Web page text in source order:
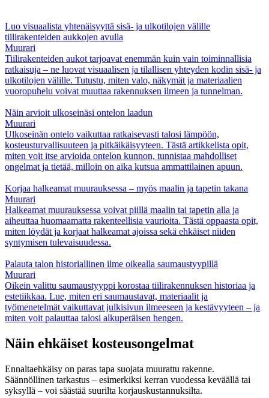
Luo visuaalista yhtenäisyyttä sisä- ja ulkotilojen välille
tiilirakenteiden aukkojen avulla
Muurari
Tiilirakenteiden aukot tarjoavat enemmän kuin vain toiminnallisia
ratkaisuja – ne luovat visuaalisen ja tilallisen yhteyden kodin sisä- ja
ulkotilojen välille. Tutustu, miten valo, näkymät ja materiaalien
vuoropuhelu voivat muuttaa rakennuksen ilmeen ja tunnelman.
Näin arvioit ulkoseinäsi ontelon laadun
Muurari
Ulkoseinän ontelo vaikuttaa ratkaisevasti talosi lämpöön,
kosteusturvallisuuteen ja pitkäikäisyyteen. Tästä artikkelista opit,
miten voit itse arvioida ontelon kunnon, tunnistaa mahdolliset
ongelmat ja tietää, milloin on aika kutsua ammattilainen apuun.
Korjaa halkeamat muurauksessa – myös maalin ja tapetin takana
Muurari
Halkeamat muurauksessa voivat piillä maalin tai tapetin alla ja
aiheuttaa huomaamatta rakenteellisia vaurioita. Tästä oppaasta opit,
miten löydät ja korjaat halkeamat ajoissa sekä ehkäiset niiden
syntymisen tulevaisuudessa.
Palauta talon historiallinen ilme oikealla saumaustyypillä
Muurari
Oikein valittu saumaustyyppi korostaa tiilirakennuksen historiaa ja
estetiikkaa. Lue, miten eri saumaustavat, materiaalit ja
työmenetelmät vaikuttavat julkisivun ilmeeseen ja kestävyyteen – ja
miten voit palauttaa talosi alkuperäisen hengen.
Näin ehkäiset kosteusongelmat
Ennaltaehkäisy on paras tapa suojata muurattu rakenne.
Säännöllinen tarkastus – esimerkiksi kerran vuodessa keväällä tai
syksyllä – voi säästää suurilta korjauskustannuksilta.